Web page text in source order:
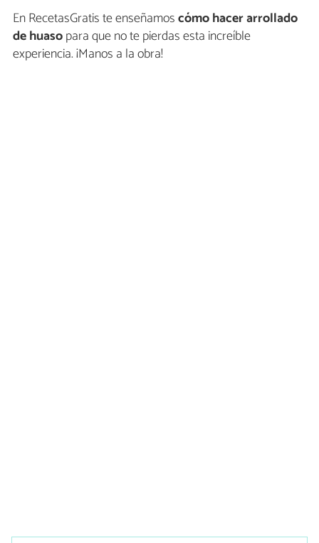
En RecetasGratis te enseñamoscómo hacer arrollado
de huasopara que no te pierdas esta increíble
experiencia. ¡Manos a la obra!